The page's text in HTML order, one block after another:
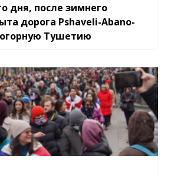
дня, после зимнего
дорога Pshaveli-Abano-
Тушетию